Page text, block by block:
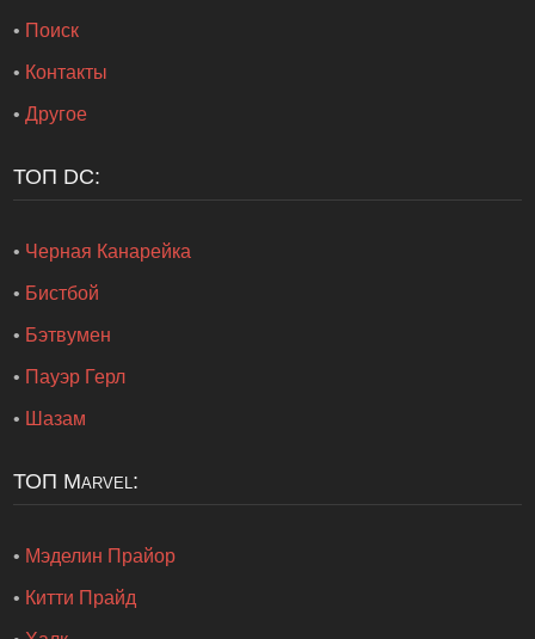
• Поиск
• Контакты
•Другое
ТОП DC:
• Черная Канарейка
• Бистбой
• Бэтвумен
• Пауэр Герл
• Шазам
ТОП Marvel:
• Мэделин Прайор
• Китти Прайд